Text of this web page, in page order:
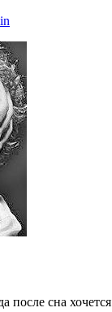
после сна